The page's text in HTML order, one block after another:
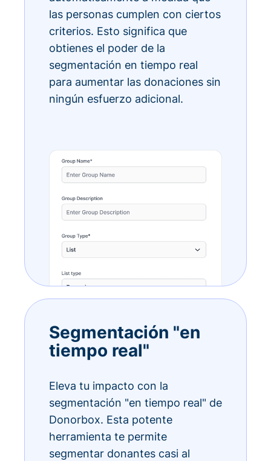
las personas cumplen con ciertos
criterios. Esto significa que
obtienes el poder de la
segmentación en tiempo real
para aumentar las donaciones sin
ningún esfuerzo adicional.
Segmentación "en
tiempo real"
Eleva tu impacto con la
segmentación "en tiempo real" de
Donorbox. Esta potente
herramienta te permite
segmentar donantes casi al